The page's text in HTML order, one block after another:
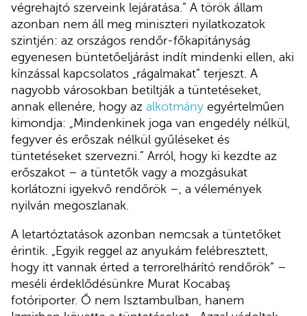
végrehajtó szerveink lejáratása.” A török állam
azonban nem áll meg miniszteri nyilatkozatok
szintjén: az országos rendőr-főkapitányság
egyenesen büntetőeljárást indít mindenki ellen, aki
kínzással kapcsolatos „rágalmakat” terjeszt. A
nagyobb városokban betiltják a tüntetéseket,
annak ellenére, hogy az alkotmány egyértelműen
kimondja: „Mindenkinek joga van engedély nélkül,
fegyver és erőszak nélkül gyűléseket és
tüntetéseket szervezni.” Arról, hogy ki kezdte az
erőszakot – a tüntetők vagy a mozgásukat
korlátozni igyekvő rendőrök –, a vélemények
nyilván megoszlanak.
A letartóztatások azonban nemcsak a tüntetőket
érintik. „Egyik reggel az anyukám felébresztett,
hogy itt vannak érted a terrorelhárító rendőrök” –
meséli érdeklődésünkre Murat Kocabaş
fotóriporter. Ő nem Isztambulban, hanem